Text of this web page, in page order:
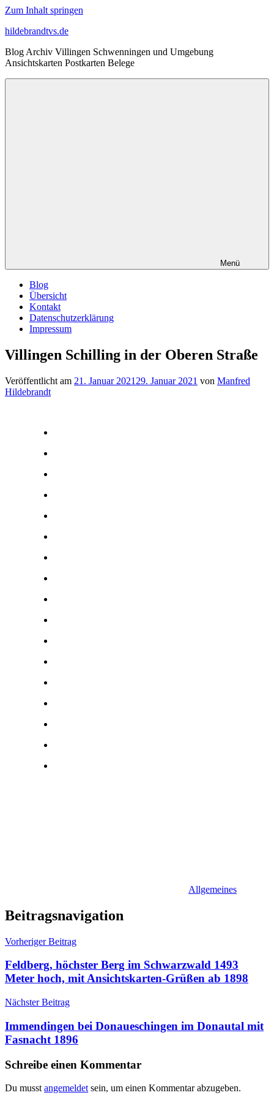
Zum Inhalt springen
hildebrandtvs.de
Blog Archiv Villingen Schwenningen und Umgebung
Ansichtskarten Postkarten Belege
Menü
Blog
Übersicht
Kontakt
Datenschutzerklärung
Impressum
Villingen Schilling in der Oberen Straße
Veröffentlicht am 21. Januar 2021 29. Januar 2021 von Manfred
Hildebrandt
Allgemeines
Beitragsnavigation
Vorheriger Beitrag
Feldberg, höchster Berg im Schwarzwald 1493
Meter hoch, mit Ansichtskarten-Grüßen ab 1898
Nächster Beitrag
Immendingen bei Donaueschingen im Donautal mit
Fasnacht 1896
Schreibe einen Kommentar
Du musst angemeldet sein, um einen Kommentar abzugeben.